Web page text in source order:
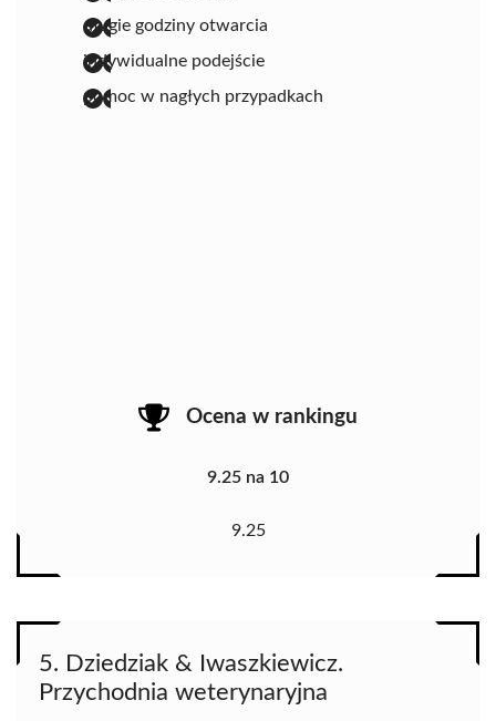
długie godziny otwarcia
indywidualne podejście
pomoc w nagłych przypadkach
Ocena w rankingu
9.25 na 10
9.25
5. Dziedziak & Iwaszkiewicz.
Przychodnia weterynaryjna